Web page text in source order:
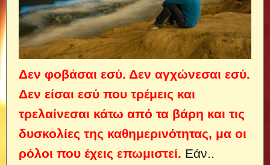
Δεν φοβάσαι εσύ. Δεν αγχώνεσαι εσύ.
Δεν είσαι εσύ που τρέμεις και
τρελαίνεσαι κάτω από τα βάρη και τις
δυσκολίες της καθημερινότητας, μα οι
ρόλοι που έχεις επωμιστεί. Εάν..